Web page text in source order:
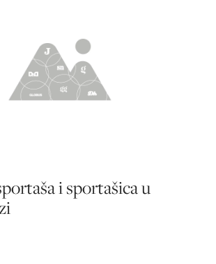
i sportašica u